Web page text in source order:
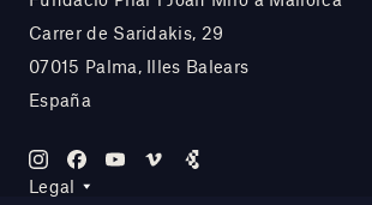
Carrer de Saridakis, 29
07015 Palma, Illes Balears
España
Legal